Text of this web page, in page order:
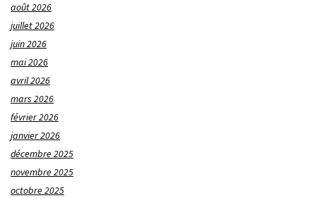
août 2026
juillet 2026
juin 2026
mai 2026
avril 2026
mars 2026
février 2026
janvier 2026
décembre 2025
novembre 2025
octobre 2025